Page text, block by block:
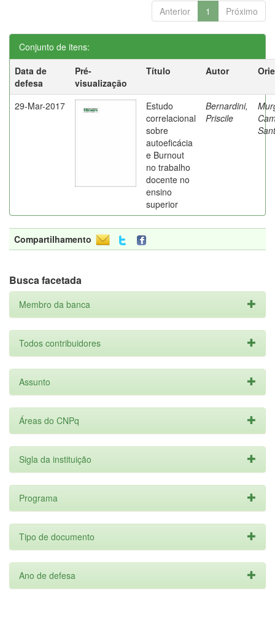
Anterior 1 Próximo
Conjunto de itens:
Data de
defesa
Pré-
visualização
Título Autor
29-Mar-2017
Estudo
correlacional
sobre
autoeficácia
e Burnout
no trabalho
docente no
ensino
superior
Bernardini,
Priscile
Compartilhamento
Busca facetada
Membro da banca
Todos contribuidores
Assunto
Áreas do CNPq
Sigla da instituição
Programa
Tipo de documento
Ano de defesa